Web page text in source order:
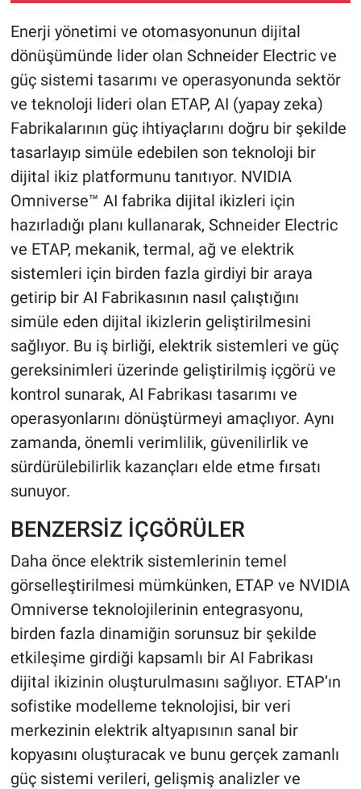
Enerji yönetimi ve otomasyonunun dijital
dönüşümünde lider olan Schneider Electric ve
güç sistemi tasarımı ve operasyonunda sektör
ve teknoloji lideri olan ETAP, AI (yapay zeka)
Fabrikalarının güç ihtiyaçlarını doğru bir şekilde
tasarlayıp simüle edebilen son teknoloji bir
dijital ikiz platformunu tanıtıyor. NVIDIA
Omniverse™ AI fabrika dijital ikizleri için
hazırladığı planı kullanarak, Schneider Electric
ve ETAP, mekanik, termal, ağ ve elektrik
sistemleri için birden fazla girdiyi bir araya
getirip bir AI Fabrikasının nasıl çalıştığını
simüle eden dijital ikizlerin geliştirilmesini
sağlıyor. Bu iş birliği, elektrik sistemleri ve güç
gereksinimleri üzerinde geliştirilmiş içgörü ve
kontrol sunarak, AI Fabrikası tasarımı ve
operasyonlarını dönüştürmeyi amaçlıyor. Aynı
zamanda, önemli verimlilik, güvenilirlik ve
sürdürülebilirlik kazançları elde etme fırsatı
sunuyor.
BENZERSİZ İÇGÖRÜLER
Daha önce elektrik sistemlerinin temel
görselleştirilmesi mümkünken, ETAP ve NVIDIA
Omniverse teknolojilerinin entegrasyonu,
birden fazla dinamiğin sorunsuz bir şekilde
etkileşime girdiği kapsamlı bir AI Fabrikası
dijital ikizinin oluşturulmasını sağlıyor. ETAP’ın
sofistike modelleme teknolojisi, bir veri
merkezinin elektrik altyapısının sanal bir
kopyasını oluşturacak ve bunu gerçek zamanlı
güç sistemi verileri, gelişmiş analizler ve